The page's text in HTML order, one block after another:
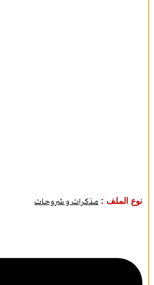
نوع الملف : مذكرات و شروحات